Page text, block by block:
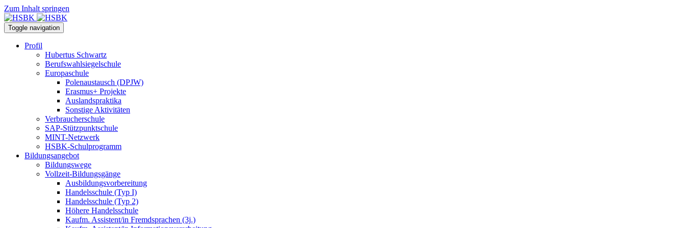
Zum Inhalt springen
Toggle navigation
Profil
Hubertus Schwartz
Berufswahlsiegelschule
Europaschule
Polenaustausch (DPJW)
Erasmus+ Projekte
Auslandspraktika
Sonstige Aktivitäten
Verbraucherschule
SAP-Stützpunktschule
MINT-Netzwerk
HSBK-Schulprogramm
Bildungsangebot
Bildungswege
Vollzeit-Bildungsgänge
Ausbildungsvorbereitung
Handelsschule (Typ I)
Handelsschule (Typ 2)
Höhere Handelsschule
Kaufm. Assistent/in­ Fremdsprachen (3j.)